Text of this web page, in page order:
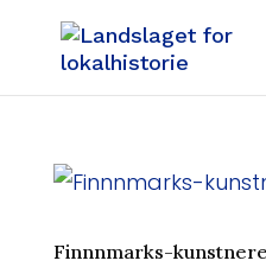
Finnnmarks-